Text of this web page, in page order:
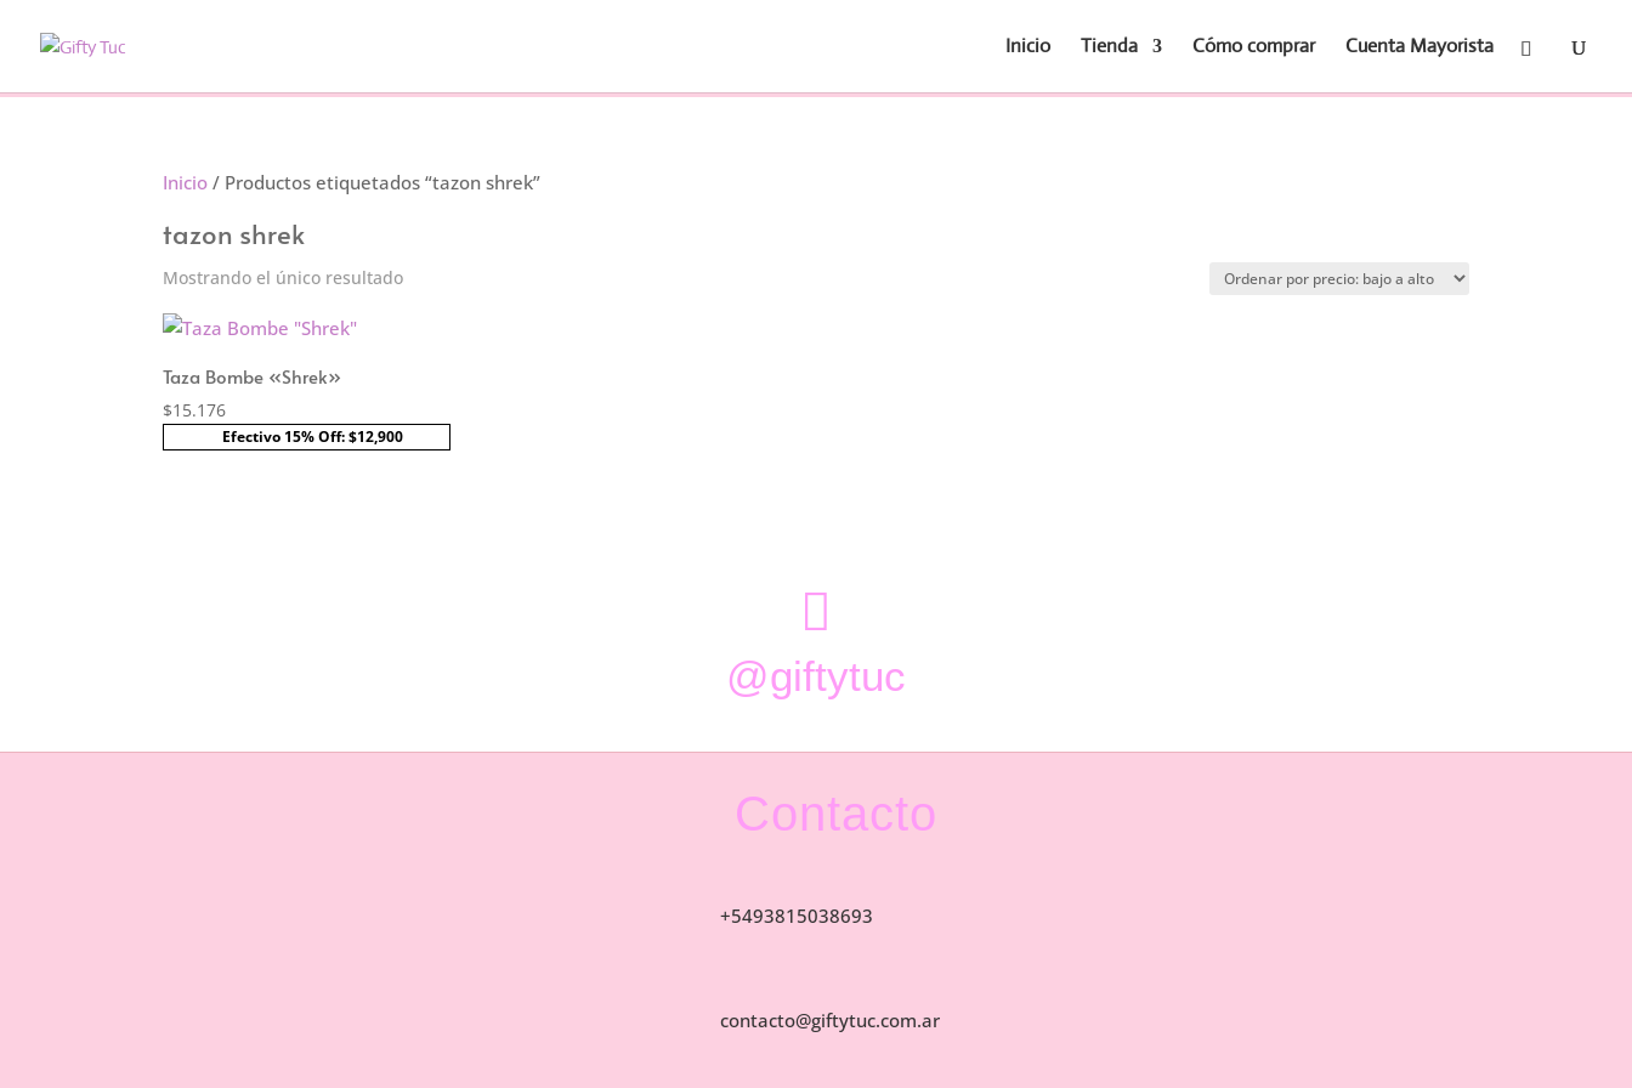
Inicio Tienda Cómo comprar Cuenta Mayorista
Inicio / Productos etiquetados “tazon shrek”
tazon shrek
Mostrando el único resultado
Taza Bombe «Shrek»
$15.176
Efectivo 15% Off: $12,900

@giftytuc
Contacto
+5493815038693
contacto@giftytuc.com.ar